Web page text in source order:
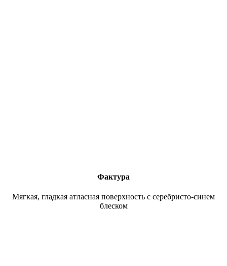
Фактура
Мягкая, гладкая атласная поверхность с серебристо-синем
блеском